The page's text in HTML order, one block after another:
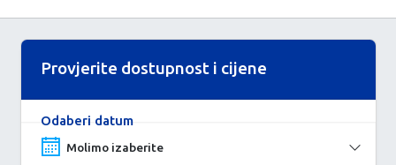
Provjerite dostupnost i cijene
Odaberi datum